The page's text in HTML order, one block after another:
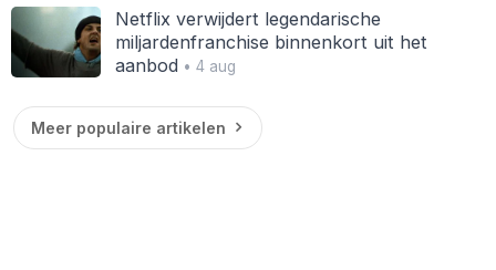
Netflix verwijdert legendarische
miljardenfranchise binnenkort uit het
aanbod • 4 aug
Meer populaire artikelen